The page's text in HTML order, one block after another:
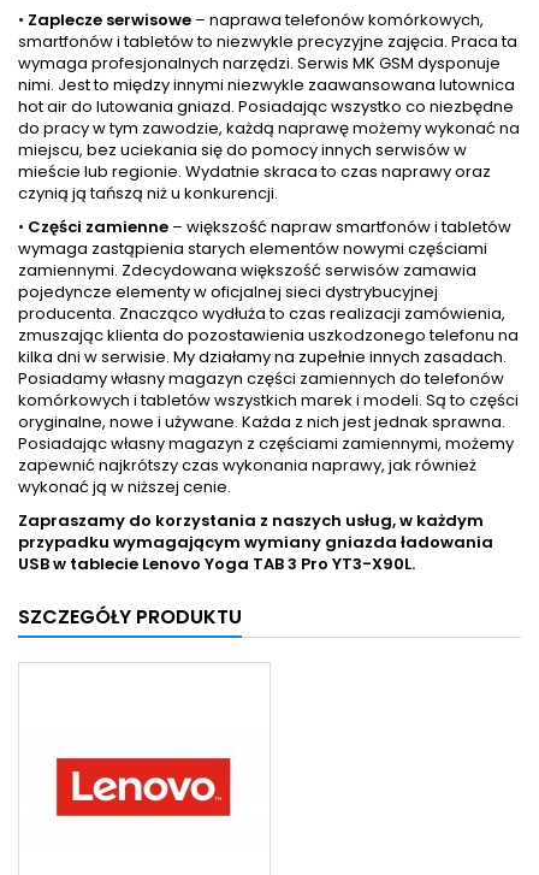
• Zaplecze serwisowe – naprawa telefonów komórkowych,
smartfonów i tabletów to niezwykle precyzyjne zajęcia. Praca ta
wymaga profesjonalnych narzędzi. Serwis MK GSM dysponuje
nimi. Jest to między innymi niezwykle zaawansowana lutownica
hot air do lutowania gniazd. Posiadając wszystko co niezbędne
do pracy w tym zawodzie, każdą naprawę możemy wykonać na
miejscu, bez uciekania się do pomocy innych serwisów w
mieście lub regionie. Wydatnie skraca to czas naprawy oraz
czynią ją tańszą niż u konkurencji.
• Części zamienne – większość napraw smartfonów i tabletów
wymaga zastąpienia starych elementów nowymi częściami
zamiennymi. Zdecydowana większość serwisów zamawia
pojedyncze elementy w oficjalnej sieci dystrybucyjnej
producenta. Znacząco wydłuża to czas realizacji zamówienia,
zmuszając klienta do pozostawienia uszkodzonego telefonu na
kilka dni w serwisie. My działamy na zupełnie innych zasadach.
Posiadamy własny magazyn części zamiennych do telefonów
komórkowych i tabletów wszystkich marek i modeli. Są to części
oryginalne, nowe i używane. Każda z nich jest jednak sprawna.
Posiadając własny magazyn z częściami zamiennymi, możemy
zapewnić najkrótszy czas wykonania naprawy, jak również
wykonać ją w niższej cenie.
Zapraszamy do korzystania z naszych usług, w każdym
przypadku wymagającym wymiany gniazda ładowania
USB w tablecie Lenovo Yoga TAB 3 Pro YT3-X90L.
SZCZEGÓŁY PRODUKTU